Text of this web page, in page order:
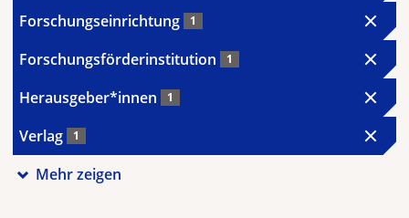
Forschungseinrichtung 1
Forschungsförderinstitution 1
Herausgeber*innen 1
Verlag 1
Mehr zeigen